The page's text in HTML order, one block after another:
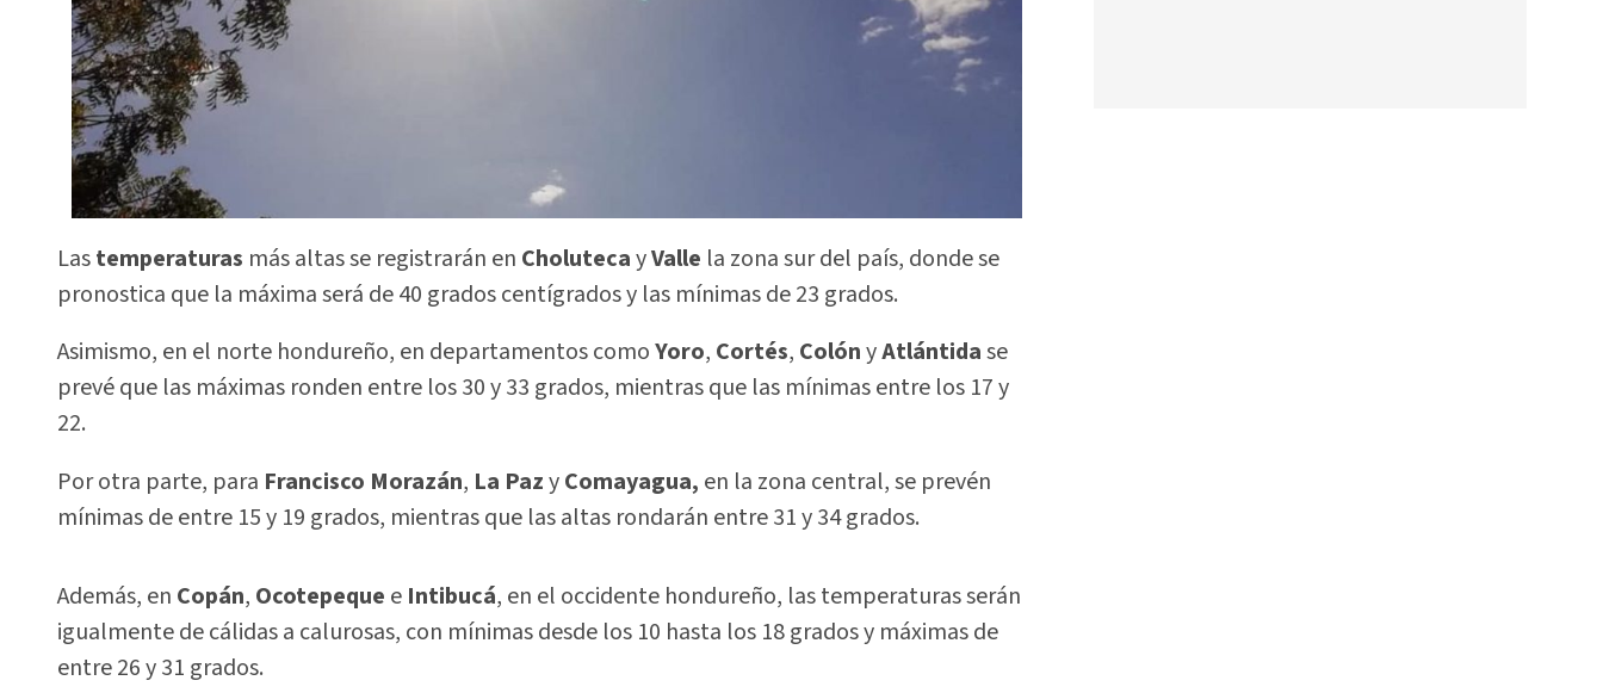
Lastemperaturas más altas se registrarán en CholutecayValle la zona sur del país, donde se
pronostica que la máxima será de 40 grados centígrados y las mínimas de 23 grados.
Asimismo, en el norte hondureño, en departamentos comoYoro, Cortés, ColónyAtlántidase
prevé que las máximas ronden entre los 30 y 33 grados, mientras que las mínimas entre los 17 y
22.
Por otra parte, para Francisco Morazán, La PazyComayagua, en la zona central, se prevén
mínimas de entre 15 y 19 grados, mientras que las altas rondarán entre 31 y 34 grados.
Además, en Copán, Ocotepeque e Intibucá, en el occidente hondureño, las temperaturas serán
igualmente de cálidas a calurosas, con mínimas desde los 10 hasta los 18 grados y máximas de
entre 26 y 31 grados.